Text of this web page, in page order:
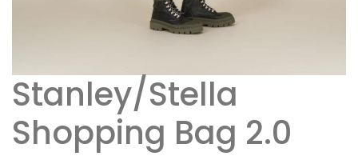
Stanley/Stella
Shopping Bag 2.0